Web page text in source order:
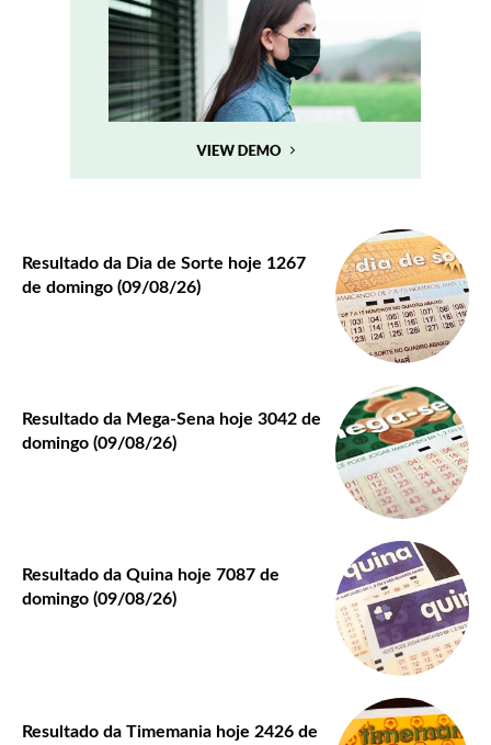
Resultado da Dia de Sorte hoje 1267
de domingo (09/08/26)
Resultado da Mega-Sena hoje 3042 de
domingo (09/08/26)
Resultado da Quina hoje 7087 de
domingo (09/08/26)
Resultado da Timemania hoje 2426 de